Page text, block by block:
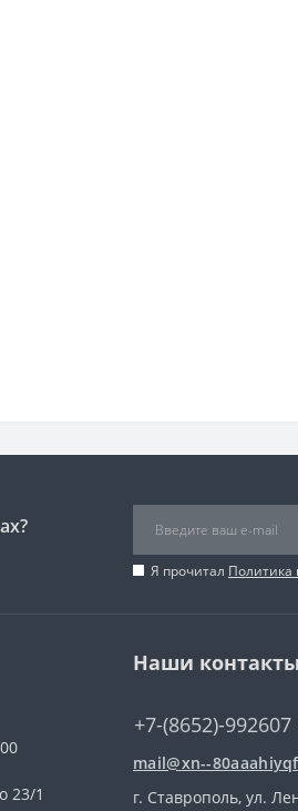
Я прочитал Политика
23/1
Наши контакты
+7-(8652)-992607
mail@xn--
г. Ставрополь, ул.